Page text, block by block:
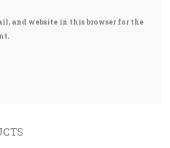
and website in this browser for the